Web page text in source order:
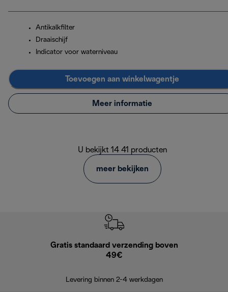
Antikalkfilter
Draaischijf
Indicator voor waterniveau
Toevoegen aan winkelwagentje
Meer informatie
U bekijkt 14 41 producten
meer bekijken
Gratis standaard verzending boven
49€
Levering binnen 2-4 werkdagen